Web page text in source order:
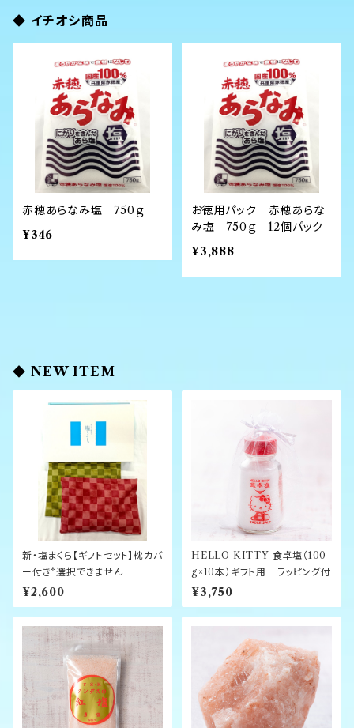
◆ イチオシ商品
赤穂あらなみ塩 750ｇ
¥346
お徳用パック 赤穂あらな
み塩 750ｇ 12個パック
¥3,888
◆ NEW ITEM
新・塩まくら【ギフトセット】枕カバ
ー付き*選択できません
¥2,600
HELLO KITTY 食卓塩（100
g×10本）ギフト用 ラッピング付
¥3,750